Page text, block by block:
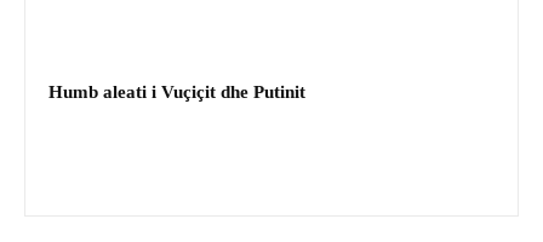
Humb aleati i Vuçiçit dhe Putinit